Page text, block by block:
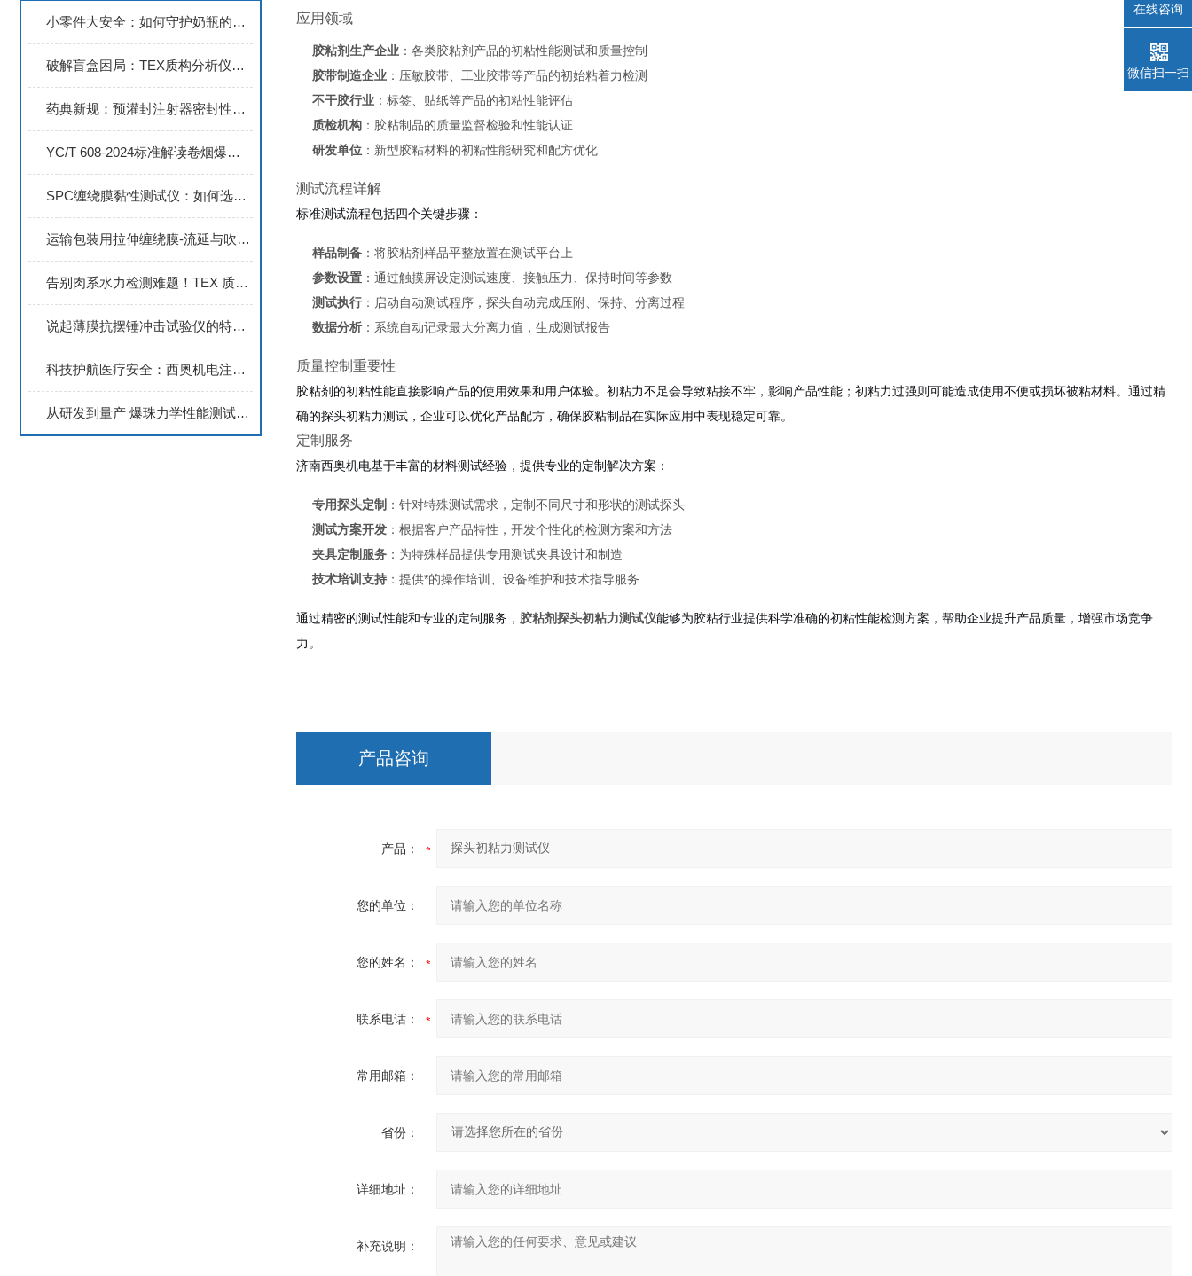
小零件大安全：如何守护奶瓶的每一个细节
破解盲盒困局：TEX质构分析仪为榴莲产业定制熟度检测方案
药典新规：预灌封注射器密封性检测的两大核心方法
YC/T 608-2024标准解读卷烟爆珠强度测试仪技术新规范
SPC缠绕膜黏性测试仪：如何选择适合的PE缠绕膜？
运输包装用拉伸缠绕膜-流延与吹塑工艺的检测要点与标准解读
告别肉系水力检测难题！TEX 质构分析仪定制专业方案
说起薄膜抗摆锤冲击试验仪的特点，你了解多少呢？
科技护航医疗安全：西奥机电注射器针管测试仪器供应商
从研发到量产 爆珠力学性能测试与产线质控完整指南
应用领域
胶粘剂生产企业 ：各类胶粘剂产品的初粘性能测试和质量控制
胶带制造企业 ：压敏胶带、工业胶带等产品的初始粘着力检测
不干胶行业 ：标签、贴纸等产品的初粘性能评估
质检机构 ：胶粘制品的质量监督检验和性能认证
研发单位 ：新型胶粘材料的初粘性能研究和配方优化
测试流程详解
标准测试流程包括四个关键步骤：
样品制备 ：将胶粘剂样品平整放置在测试平台上
参数设置 ：通过触摸屏设定测试速度、接触压力、保持时间等参数
测试执行 ：启动自动测试程序，探头自动完成压附、保持、分离过程
数据分析 ：系统自动记录最大分离力值，生成测试报告
质量控制重要性
胶粘剂的初粘性能直接影响产品的使用效果和用户体验。初粘力不足会导致粘接不牢，影响产品性能；初粘力过强则可能造成使用不便或损坏被粘材料。通过精
确的探头初粘力测试，企业可以优化产品配方，确保胶粘制品在实际应用中表现稳定可靠。
定制服务
济南西奥机电基于丰富的材料测试经验，提供专业的定制解决方案：
专用探头定制 ：针对特殊测试需求，定制不同尺寸和形状的测试探头
测试方案开发 ：根据客户产品特性，开发个性化的检测方案和方法
夹具定制服务 ：为特殊样品提供专用测试夹具设计和制造
技术培训支持 ：提供*的操作培训、设备维护和技术指导服务
通过精密的测试性能和专业的定制服务， 胶粘剂探头初粘力测试仪能够为胶粘行业提供科学准确的初粘性能检测方案，帮助企业提升产品质量，增强市场竞争
力。
产品咨询
产品：
您的单位：
您的姓名：
联系电话：
常用邮箱：
省份：
详细地址：
补充说明：
在线咨询
微信扫一扫